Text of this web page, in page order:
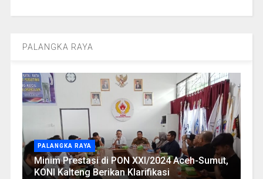
PALANGKA RAYA
PALANGKA RAYA
Minim Prestasi di PON XXI/2024 Aceh-Sumut,
KONI Kalteng Berikan Klarifikasi